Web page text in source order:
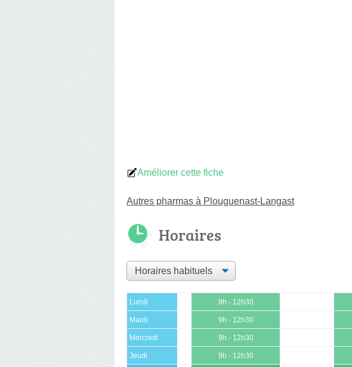
Améliorer cette fiche
Autres pharmas à Plouguenast-Langast
Horaires
Lundi 9h - 12h30
Mardi 9h - 12h30
Mercredi 9h - 12h30
Jeudi 9h - 12h30